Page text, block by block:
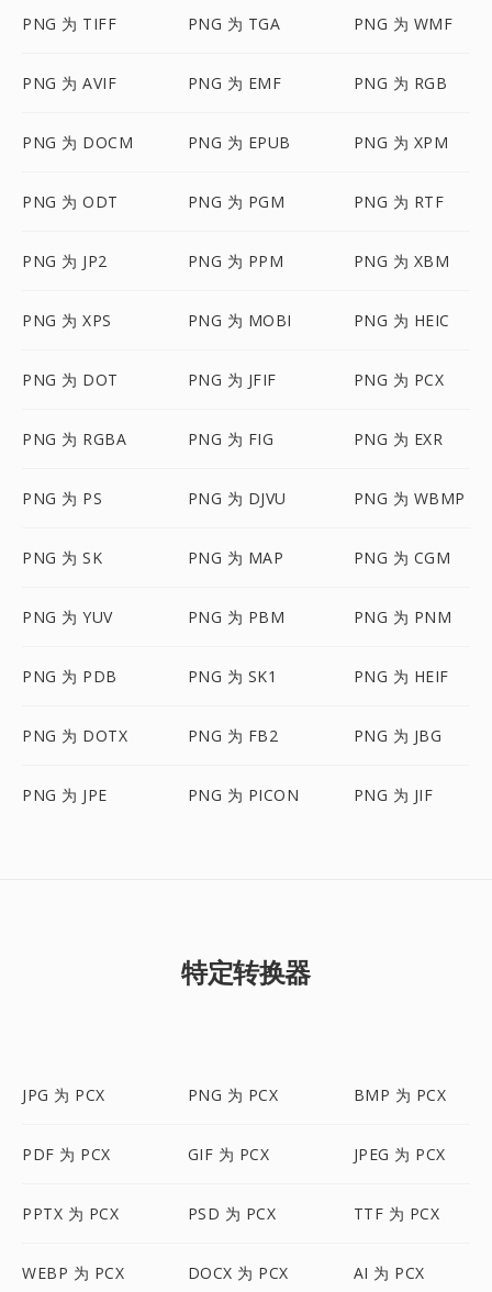
PNG 为 TIFF PNG 为 TGA PNG 为 WMF
PNG 为 AVIF PNG 为 EMF PNG 为 RGB
PNG 为 DOCM PNG 为 EPUB PNG 为 XPM
PNG 为 ODT PNG 为 PGM PNG 为 RTF
PNG 为 JP2 PNG 为 PPM PNG 为 XBM
PNG 为 XPS PNG 为 MOBI PNG 为 HEIC
PNG 为 DOT PNG 为 JFIF PNG 为 PCX
PNG 为 RGBA PNG 为 FIG PNG 为 EXR
PNG 为 PS PNG 为 DJVU PNG 为 WBMP
PNG 为 SK PNG 为 MAP PNG 为 CGM
PNG 为 YUV PNG 为 PBM PNG 为 PNM
PNG 为 PDB PNG 为 SK1 PNG 为 HEIF
PNG 为 DOTX PNG 为 FB2 PNG 为 JBG
PNG 为 JPE PNG 为 PICON PNG 为 JIF
特定转换器
JPG 为 PCX PNG 为 PCX BMP 为 PCX
PDF 为 PCX GIF 为 PCX JPEG 为 PCX
PPTX 为 PCX PSD 为 PCX TTF 为 PCX
WEBP 为 PCX DOCX 为 PCX AI 为 PCX